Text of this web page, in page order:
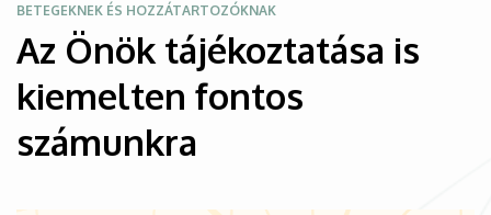
BETEGEKNEK ÉS HOZZÁTARTOZÓKNAK
Az Önök tájékoztatása is
kiemelten fontos
számunkra